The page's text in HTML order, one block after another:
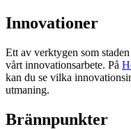
Innovationer
Ett av verktygen som
vårt innovationsarbete. På
kan du se vilka
utmaning.
Brännpunkter